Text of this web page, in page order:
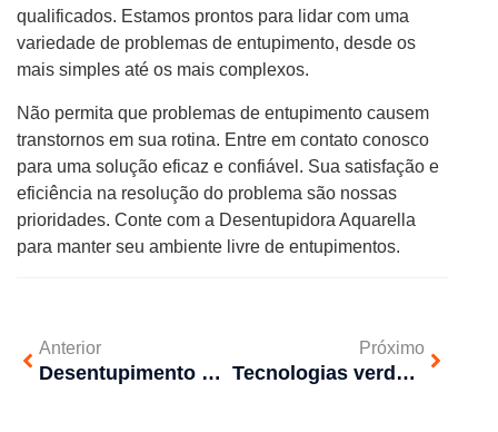
qualificados. Estamos prontos para lidar com uma
variedade de problemas de entupimento, desde os
mais simples até os mais complexos.
Não permita que problemas de entupimento causem
transtornos em sua rotina. Entre em contato conosco
para uma solução eficaz e confiável. Sua satisfação e
eficiência na resolução do problema são nossas
prioridades. Conte com a Desentupidora Aquarella
para manter seu ambiente livre de entupimentos.
Anterior
Desentupimento e Saúde Pública: Entenda Essa Conexão
Próximo
Tecnologias verdes em desentupimento e limpeza de encanamentos